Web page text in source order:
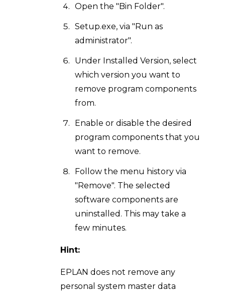
Open the "Bin Folder".
Setup.exe, via "Run as
administrator".
Under Installed Version, select
which version you want to
remove program components
from.
Enable or disable the desired
program components that you
want to remove.
Follow the menu history via
"Remove". The selected
software components are
uninstalled. This may take a
few minutes.
Hint:
EPLAN does not remove any
personal system master data